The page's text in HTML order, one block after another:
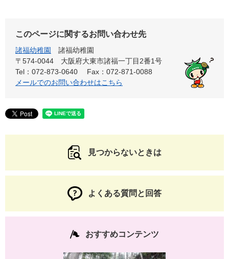
このページに関するお問い合わせ先
諸福幼稚園
諸福幼稚園
〒574-0044
大阪府大東市諸福一丁目2番1号
Tel：072-873-0640
Fax：072-871-0088
メールでのお問い合わせはこちら
見つからないときは
よくある質問と回答
おすすめコンテンツ